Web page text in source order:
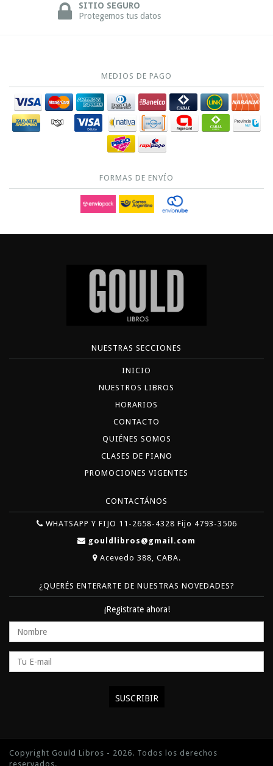
SITIO SEGURO
Protegemos tus datos
MEDIOS DE PAGO
FORMAS DE ENVÍO
NUESTRAS SECCIONES
INICIO
NUESTROS LIBROS
HORARIOS
CONTACTO
QUIÉNES SOMOS
CLASES DE PIANO
PROMOCIONES VIGENTES
CONTACTÁNOS
WHATSAPP Y FIJO 11-2658-4328 Fijo 4793-3506
gouldlibros@gmail.com
Acevedo 388, CABA.
¿QUERÉS ENTERARTE DE NUESTRAS NOVEDADES?
¡Registrate ahora!
Copyright Gould Libros - 2026. Todos los derechos
reservados.